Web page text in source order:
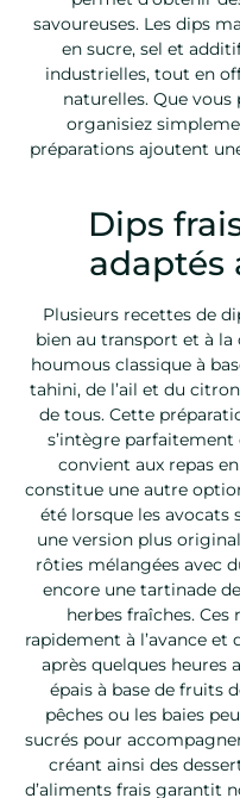
savoureuses. Les dips
en sucre, sel et
industrielles, tout en
naturelles. Que
organisiez
préparations ajoutent
Dips
adaptés
Plusieurs recettes de
bien au transport et à
houmous classique à
tahini, de l’ail et du
de tous. Cette
s’intègre parfaitement
convient aux repas
constitue une autre
été lorsque les
une version plus
rôties mélangées avec
encore une tartinade
herbes fraîches.
rapidement à l’avance
après quelques heures
épais à base de fruits
pêches ou les baies
sucrés pour
créant ainsi des
d’aliments frais garantit